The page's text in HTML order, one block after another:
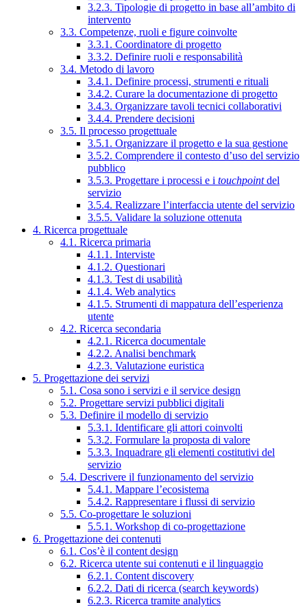
3.2.3. Tipologie di progetto in base all’ambito di
intervento
3.3. Competenze, ruoli e figure coinvolte
3.3.1. Coordinatore di progetto
3.3.2. Definire ruoli e responsabilità
3.4. Metodo di lavoro
3.4.1. Definire processi, strumenti e rituali
3.4.2. Curare la documentazione di progetto
3.4.3. Organizzare tavoli tecnici collaborativi
3.4.4. Prendere decisioni
3.5. Il processo progettuale
3.5.1. Organizzare il progetto e la sua gestione
3.5.2. Comprendere il contesto d’uso del servizio
pubblico
3.5.3. Progettare i processi e i touchpointdel
servizio
3.5.4. Realizzare l’interfaccia utente del servizio
3.5.5. Validare la soluzione ottenuta
4. Ricerca progettuale
4.1. Ricerca primaria
4.1.1. Interviste
4.1.2. Questionari
4.1.3. Test di usabilità
4.1.4. Web analytics
4.1.5. Strumenti di mappatura dell’esperienza
utente
4.2. Ricerca secondaria
4.2.1. Ricerca documentale
4.2.2. Analisi benchmark
4.2.3. Valutazione euristica
5. Progettazione dei servizi
5.1. Cosa sono i servizi e il service design
5.2. Progettare servizi pubblici digitali
5.3. Definire il modello di servizio
5.3.1. Identificare gli attori coinvolti
5.3.2. Formulare la proposta di valore
5.3.3. Inquadrare gli elementi costitutivi del
servizio
5.4. Descrivere il funzionamento del servizio
5.4.1. Mappare l’ecosistema
5.4.2. Rappresentare i flussi di servizio
5.5. Co-progettare le soluzioni
5.5.1. Workshop di co-progettazione
6. Progettazione dei contenuti
6.1. Cos’è il content design
6.2. Ricerca utente sui contenuti e il linguaggio
6.2.1. Content discovery
6.2.2. Dati di ricerca (search keywords)
6.2.3. Ricerca tramite analytics